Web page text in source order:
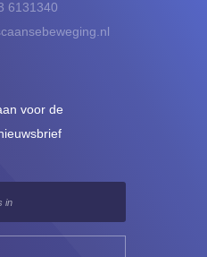
6131340
voor de